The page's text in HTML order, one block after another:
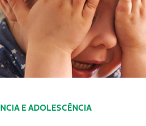
E ADOLESCÊNCIA